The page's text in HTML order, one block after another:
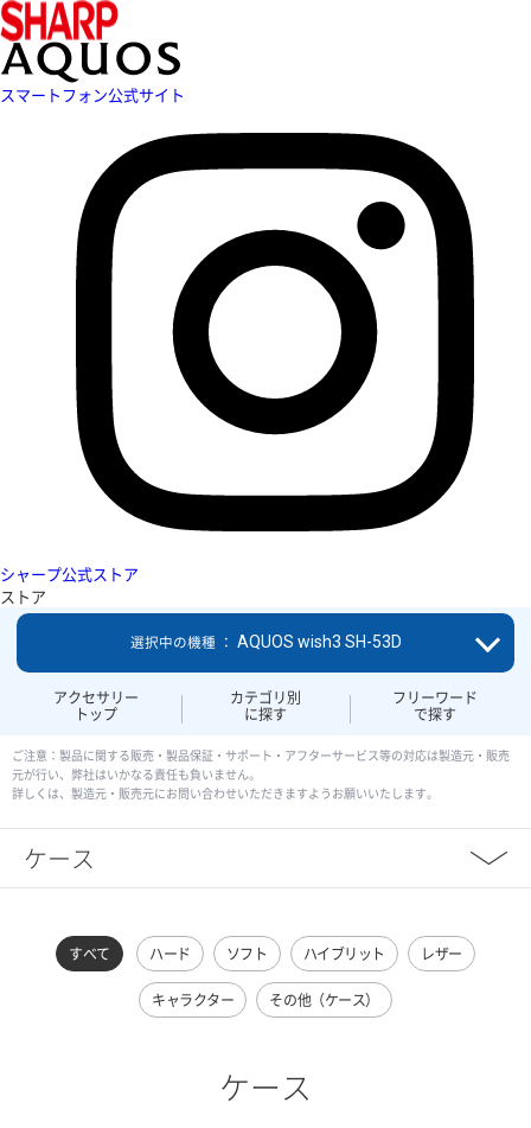
スマートフォン公式サイト
シャープ公式ストア
ストア
アクセサリー
トップ
カテゴリ別
に探す
フリーワード
で探す
選択中の機種 ： AQUOS wish3 SH-53D
ご注意：製品に関する販売・製品保証・サポート・アフターサービス等の対応は製造元・販売
元が行い、弊社はいかなる責任も負いません。
詳しくは、製造元・販売元にお問い合わせいただきますようお願いいたします。
ケース
すべて ハード ソフト ハイブリット レザー
キャラクター その他（ケース）
ケース